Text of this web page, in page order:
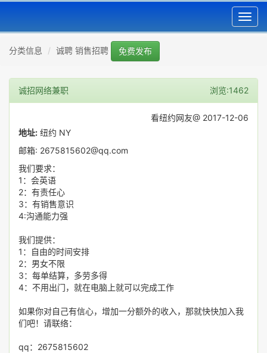
分类信息 诚聘 销售招聘 免费发布
诚招网络兼职 浏览:1462
看纽约网友@ 2017-12-06
地址: 纽约 NY
邮箱: 2675815602@qq.com
我们要求：
1：会英语
2：有责任心
3：有销售意识
4:沟通能力强
我们提供：
1：自由的时间安排
2：男女不限
3：每单结算，多劳多得
4：不用出门，就在电脑上就可以完成工作
如果你对自己有信心，增加一分额外的收入，那就快快加入我
们吧！请联络：
qq：2675815602